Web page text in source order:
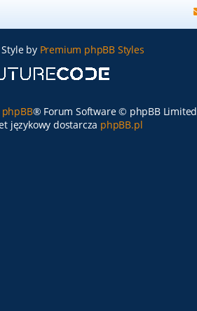
by Premium phpBB Styles
phpBB® Forum Software © phpBB Limited
językowy dostarcza phpBB.pl